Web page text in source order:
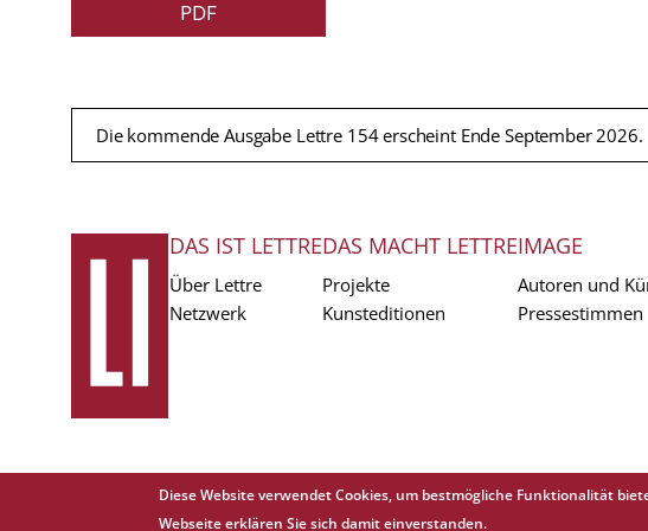
PDF
Die kommende Ausgabe Lettre 154 erscheint Ende September 2026.
FUSSZEILE
DAS IST LETTRE
Über Lettre
Netzwerk
DAS MACHT LETTRE
Projekte
Kunsteditionen
IMAGE
Autoren und
Pressestimmen
Copyright © 1988 - 2026 Lettre International. All rights reserved.
Diese Website verwendet Cookies, um bestmögliche Funktionalität
Webseite erklären Sie sich damit einverstanden.